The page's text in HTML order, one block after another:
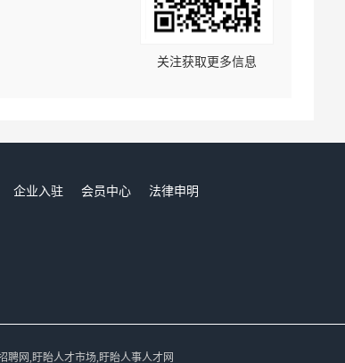
关注获取更多信息
企业入驻 会员中心
法律申明
聘网,盱眙人才市场,盱眙人事人才网